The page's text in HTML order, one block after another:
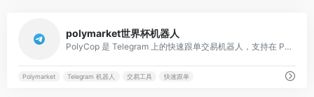
polymarket世界杯机器人
PolyCop 是 Telegram 上的快速跟单交易机器人，支持在 Polymarket 上实现最快 0 区块延迟的跟单交易，提供限价单复制和 AFK 自动交易功能。
Polymarket Telegram 机器人 交易工具 快速跟单